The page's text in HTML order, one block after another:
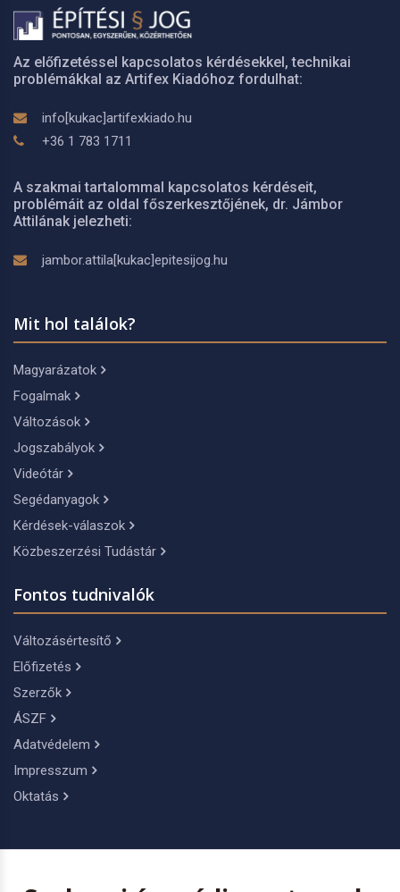
Az előfizetéssel kapcsolatos kérdésekkel, technikai
problémákkal az Artifex Kiadóhoz fordulhat:
info[kukac]artifexkiado.hu
+36 1 783 1711
A szakmai tartalommal kapcsolatos kérdéseit,
problémáit az oldal főszerkesztőjének, dr. Jámbor
Attilának jelezheti:
jambor.attila[kukac]epitesijog.hu
Mit hol találok?
Magyarázatok
Fogalmak
Változások
Jogszabályok
Videótár
Segédanyagok
Kérdések-válaszok
Közbeszerzési Tudástár
Fontos tudnivalók
Változásértesítő
Előfizetés
Szerzők
ÁSZF
Adatvédelem
Impresszum
Oktatás